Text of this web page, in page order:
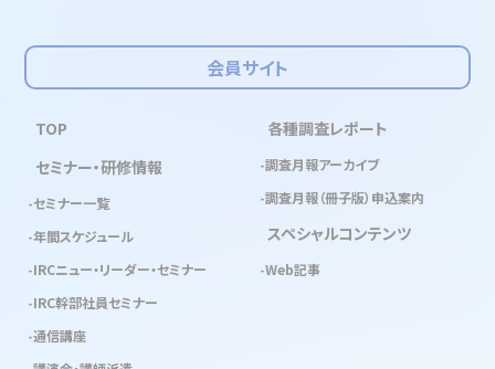
会員サイト
TOP
セミナー・研修情報
セミナー一覧
年間スケジュール
IRCニュー・リーダー・セミナー
IRC幹部社員セミナー
通信講座
各種調査レポート
調査月報アーカイブ
調査月報（冊子版）申込案内
スペシャルコンテンツ
Web記事